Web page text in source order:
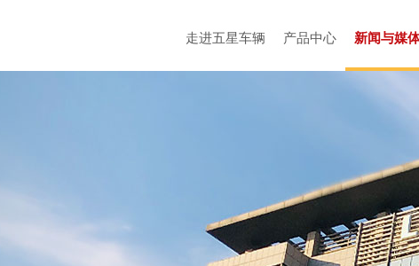
走进五星车辆 产品中心 新闻与媒